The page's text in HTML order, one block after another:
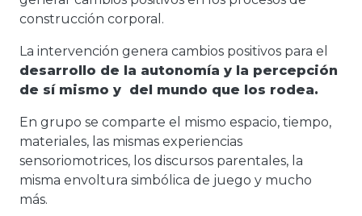
construcción corporal.
La intervención genera cambios positivos para el
desarrollo de la autonomía y la percepción
de sí mismo y del mundo que los rodea.
En grupo se comparte el mismo espacio, tiempo,
materiales, las mismas experiencias
sensoriomotrices, los discursos parentales, la
misma envoltura simbólica de juego y mucho
más.